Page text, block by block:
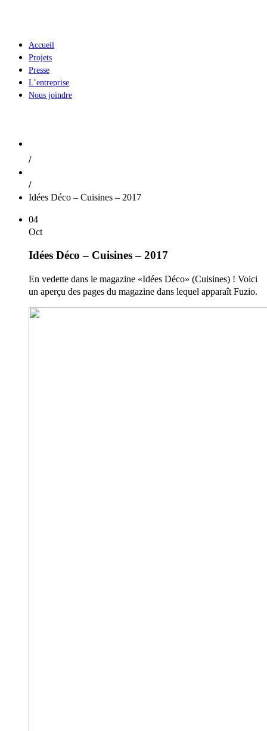
Accueil
Projets
Presse
L’entreprise
Nous joindre
/
/
Idées Déco – Cuisines – 2017
04
Oct
Idées Déco – Cuisines – 2017
En vedette dans le magazine «Idées Déco» (Cuisines) ! Voici
un aperçu des pages du magazine dans lequel apparaît Fuzio.